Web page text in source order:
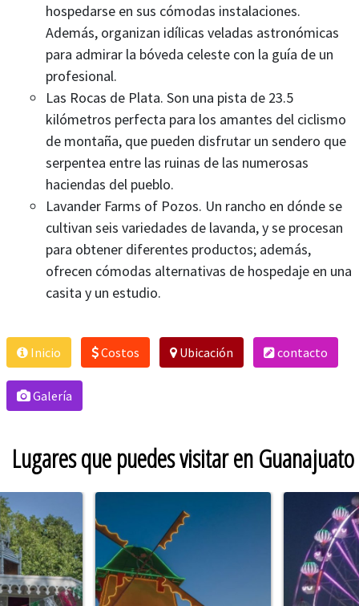
hospedarse en sus cómodas instalaciones.
Además, organizan idílicas veladas astronómicas
para admirar la bóveda celeste con la guía de un
profesional.
Las Rocas de Plata. Son una pista de 23.5
kilómetros perfecta para los amantes del ciclismo
de montaña, que pueden disfrutar un sendero que
serpentea entre las ruinas de las numerosas
haciendas del pueblo.
Lavander Farms of Pozos. Un rancho en dónde se
cultivan seis variedades de lavanda, y se procesan
para obtener diferentes productos; además,
ofrecen cómodas alternativas de hospedaje en una
casita y un estudio.
Inicio Costos Ubicación contacto
Galería
Lugares que puedes visitar en Guanajuato